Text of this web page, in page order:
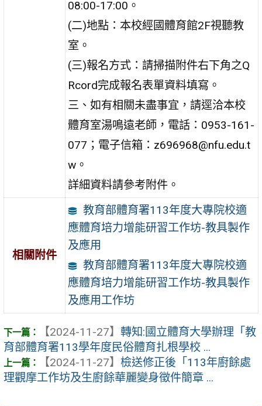
08:00-17:00。
(二)地點：本校經國體育館2F視聽教
室。
(三)報名方式：請掃描附件右下角之Q
Rcord完成報名表單資料填寫。
三、如有相關未盡事宜，請逕洽本校
體育室湯鳴遠老師，電話：0953-161-
077；電子信箱：z696968@nfu.edu.t
w。
詳細資料請參考附件。
相關附件
教育部體育署113年度大專院校適
應體育培力增能研習工作坊-教具製作
及應用
教育部體育署113年度大專院校適
應體育培力增能研習工作坊-教具製作
及應用工作坊
【2024-11-27】 轉知:國立體育大學辦理「教
育部體育署113學年度民俗體育扎根學校 ...
【2024-11-27】 檢送修正後「113年廚餘處
理觀摩工作坊及生廚餘華麗變身徵件簡章 ...